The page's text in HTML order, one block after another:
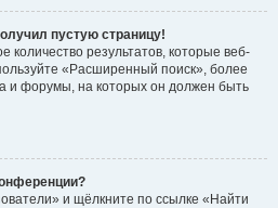
пустую страницу!
результатов, которые веб-
«Расширенный поиск», более
и форумы, на которых он должен быть
и щёлкните по ссылке «Найти